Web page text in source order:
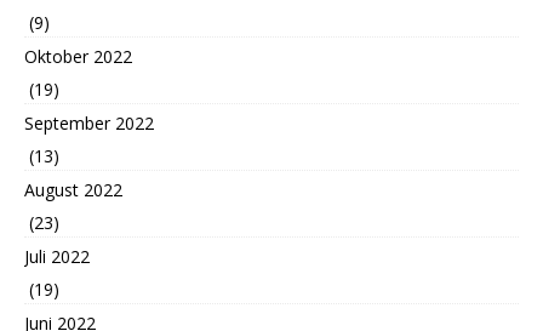
(9)
Oktober 2022
(19)
September 2022
(13)
August 2022
(23)
Juli 2022
(19)
Juni 2022